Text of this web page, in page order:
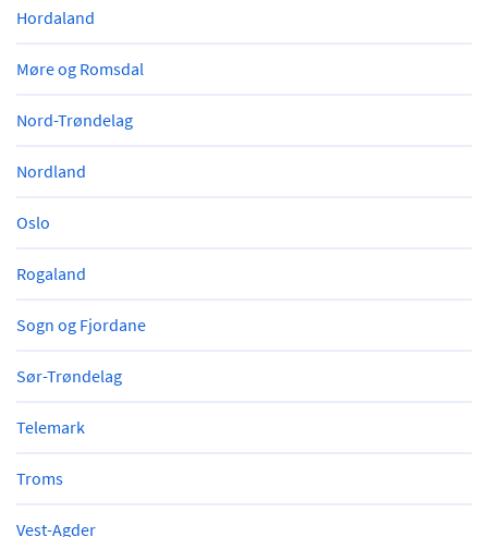
Hordaland
Møre og Romsdal
Nord-Trøndelag
Nordland
Oslo
Rogaland
Sogn og Fjordane
Sør-Trøndelag
Telemark
Troms
Vest-Agder